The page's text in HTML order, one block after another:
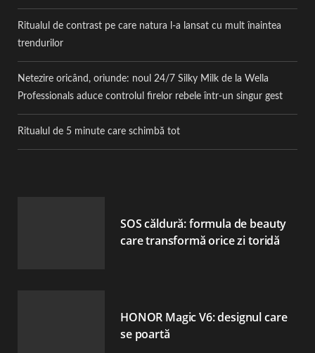
Ritualul de contrast pe care natura l-a lansat cu mult înaintea
trendurilor
Netezire oricând, oriunde: noul 24/7 Silky Milk de la Wella
Professionals aduce controlul firelor rebele într-un singur gest
Ritualul de 5 minute care schimbă tot
SOS căldură: formula de beauty
care transformă orice zi toridă
HONOR Magic V6: designul care
se poartă